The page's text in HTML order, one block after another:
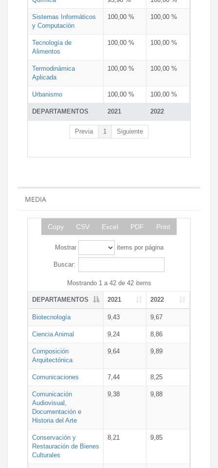
DEPARTAMENTOS 2021 2022
Sistemas Informáticos
y Computación
100,00 % 100,00 %
Tecnología de
Alimentos
100,00 % 100,00 %
Termodinámica
Aplicada
100,00 % 100,00 %
Urbanismo 100,00 % 100,00 %
Previa 1 Siguiente
MEDIA
Copy CSV Excel PDF Print
Mostrar items por página
Buscar:
Mostrando 1 a 42 de 42 items
DEPARTAMENTOS 2021 2022
Biotecnología 9,43 9,67
Ciencia Animal 9,24 8,86
Composición
Arquitectónica
9,64 9,89
Comunicaciones 7,44 8,25
Comunicación
Audiovisual,
Documentación e
Historia del Arte
9,38 9,88
Conservación y
Restauración de Bienes
Culturales
8,21 9,85